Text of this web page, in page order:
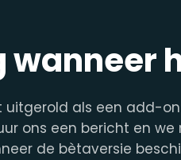
wanneer
uitgerold als een add-on
ons een bericht en
de bètaversie